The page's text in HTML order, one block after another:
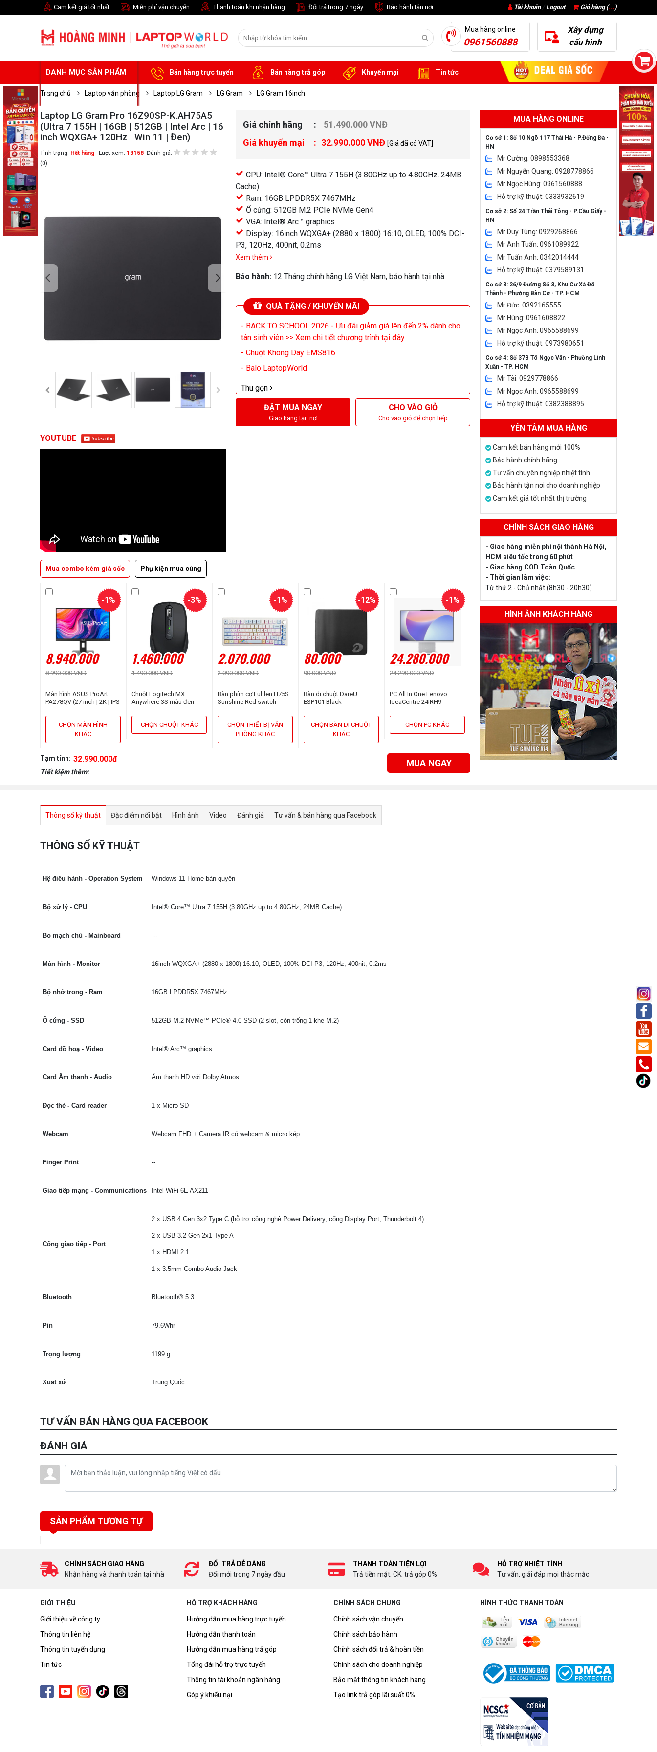
Cam kết giá tốt nhất Miễn phí vận chuyển Thanh toán khi nhận hàng Đổi trả trong 7 ngày Bảo hành tận nơi Giỏ hàng (...)
Tài khoản/ Logout
Mua hàng online
0961560888
Xây dựng
cấu hình
DANH MỤC SẢN PHẨM Bán hàng trực tuyến Bán hàng trả góp Khuyến mại Tin tức
Trang chủ Laptop văn phòng Laptop LG Gram LG Gram LG Gram 16inch
Laptop LG Gram Pro 16Z90SP-K.AH75A5
(Ultra 7 155H | 16GB | 512GB | Intel Arc | 16
inch WQXGA+ 120Hz | Win 11 | Đen)
Tình trạng: Hết hàng Lượt xem: 18158 Đánh giá:
(0)
YOUTUBE
Giá chính hãng
51.490.000 VNĐ
Giá khuyến mại
32.990.000 VNĐ [Giá đã có VAT]
CPU: Intel® Core™ Ultra 7 155H (3.80GHz up to 4.80GHz, 24MB
Cache)
Ram: 16GB LPDDR5X 7467MHz
Ổ cứng: 512GB M.2 PCIe NVMe Gen4
VGA: Intel® Arc™ graphics
Display: 16inch WQXGA+ (2880 x 1800) 16:10, OLED, 100% DCI-
P3, 120Hz, 400nit, 0.2ms
Xem thêm
Bảo hành: 12 Tháng chính hãng LG Việt Nam, bảo hành tại nhà
QUÀ TẶNG / KHUYẾN MÃI
- BACK TO SCHOOL 2026 - Ưu đãi giảm giá lên đến 2% dành cho
tân sinh viên >> Xem chi tiết chương trình tại đây.
- Chuột Không Dây EMS816
- Balo LaptopWorld
Thu gọn
ĐẶT MUA NGAY
Giao hàng tận nơi
CHO VÀO GIỎ
Cho vào giỏ để chọn tiếp
Mua combo kèm giá sốc Phụ kiện mua cùng
8.940.000
8.990.000 VND
-1%
Màn hình ASUS ProArt
PA278QV (27 inch | 2K | IPS
CHỌN MÀN HÌNH
KHÁC
1.460.000
1.490.000 VND
-3%
Chuột Logitech MX
Anywhere 3S màu đen
CHỌN CHUỘT KHÁC
2.070.000
2.090.000 VND
-1%
Bàn phím cơ Fuhlen H75S
Sunshine Red switch
CHỌN THIẾT BỊ VĂN
PHÒNG KHÁC
80.000
90.000 VND
-12%
Bàn di chuột DareU
ESP101 Black
CHỌN BÀN DI CHUỘT
KHÁC
24.280.000
24.290.000 VND
-1%
PC All In One Lenovo
IdeaCentre 24IRH9
13620H | 16GB | 512GB |
23.8 inch FHD | Win11)
CHỌN PC KHÁC
Tạm tính: 32.990.000đ
Tiết kiệm thêm:
MUA NGAY
Chọn mua sản phẩm khác
MUA HÀNG ONLINE
Cơ sở 1: Số 10 Ngõ 117 Thái Hà - P.Đống Đa -
HN
Mr Cường: 0898553368
Mr Nguyễn Quang: 0928778866
Mr Ngọc Hùng: 0961560888
Hỗ trợ kỹ thuật: 0333932619
Cơ sở 2: Số 24 Trần Thái Tông - P.Cầu Giấy -
HN
Mr Duy Tùng: 0929268866
Mr Anh Tuấn: 0961089922
Mr Tuấn Anh: 0342014444
Hỗ trợ kỹ thuật: 0379589131
Cơ sở 3: 26/9 Đường Số 3, Khu Cư Xá Đô
Thành - Phường Bàn Cờ - TP. HCM
Mr Đức: 0392165555
Mr Hùng: 0961608822
Mr Ngọc Anh: 0965588699
Hỗ trợ kỹ thuật: 0973980651
Cơ sở 4: Số 37B Tô Ngọc Vân - Phường Linh
Xuân - TP. HCM
Mr Tài: 0929778866
Mr Ngọc Anh: 0965588699
Hỗ trợ kỹ thuật: 0382388895
YÊN TÂM MUA HÀNG
Cam kết bán hàng mới 100%
Bảo hành chính hãng
Tư vấn chuyên nghiệp nhiệt tình
Bảo hành tận nơi cho doanh nghiệp
Cam kết giá tốt nhất thị trường
CHÍNH SÁCH GIAO HÀNG
- Giao hàng miễn phí nội thành Hà Nội,
HCM siêu tốc trong 60 phút
- Giao hàng COD Toàn Quốc
- Thời gian làm việc:
Từ thứ 2 - Chủ nhật (8h30 - 20h30)
HÌNH ẢNH KHÁCH HÀNG
Thông số kỹ thuật Đặc điểm nổi bật Hình ảnh Video Đánh giá Tư vấn & bán hàng qua Facebook
THÔNG SỐ KỸ THUẬT
Hệ điều hành - Operation System Windows 11 Home bản quyền
Bộ xử lý - CPU Intel® Core™ Ultra 7 155H (3.80GHz up to 4.80GHz, 24MB Cache)
Bo mạch chủ - Mainboard --
Màn hình - Monitor 16inch WQXGA+ (2880 x 1800) 16:10, OLED, 100% DCI-P3, 120Hz, 400nit, 0.2ms
Bộ nhớ trong - Ram 16GB LPDDR5X 7467MHz
Ổ cứng - SSD 512GB M.2 NVMe™ PCIe® 4.0 SSD (2 slot, còn trống 1 khe M.2)
Card đồ hoạ - Video Intel® Arc™ graphics
Card Âm thanh - Audio Âm thanh HD với Dolby Atmos
Đọc thẻ - Card reader 1 x Micro SD
Webcam Webcam FHD + Camera IR có webcam & micro kép.
Finger Print --
Giao tiếp mạng - Communications Intel WiFi-6E AX211
Cổng giao tiếp - Port
2 x USB 4 Gen 3x2 Type C (hỗ trợ công nghệ Power Delivery, cổng Display Port, Thunderbolt 4)
2 x USB 3.2 Gen 2x1 Type A
1 x HDMI 2.1
1 x 3.5mm Combo Audio Jack
Bluetooth Bluetooth® 5.3
Pin 79.6Whr
Trọng lượng 1199 g
Xuất xứ Trung Quốc
TƯ VẤN BÁN HÀNG QUA FACEBOOK
ĐÁNH GIÁ
SẢN PHẨM TƯƠNG TỰ
CHÍNH SÁCH GIAO HÀNG
Nhận hàng và thanh toán tại nhà
ĐỔI TRẢ DỄ DÀNG
Đổi mới trong 7 ngày đầu
THANH TOÁN TIỆN LỢI
Trả tiền mặt, CK, trả góp 0%
HỖ TRỢ NHIỆT TÌNH
Tư vấn, giải đáp mọi thắc mắc
GIỚI THIỆU
Giới thiệu về công ty
Thông tin liên hệ
Thông tin tuyển dụng
Tin tức
HỖ TRỢ KHÁCH HÀNG
Hướng dẫn mua hàng trực tuyến
Hướng dẫn thanh toán
Hướng dẫn mua hàng trả góp
Tổng đài hỗ trợ trực tuyến
Thông tin tài khoản ngân hàng
Góp ý khiếu nại
CHÍNH SÁCH CHUNG
Chính sách vận chuyển
Chính sách bảo hành
Chính sách đổi trả & hoàn tiền
Chính sách cho doanh nghiệp
Bảo mật thông tin khách hàng
Tạo link trả góp lãi suất 0%
HÌNH THỨC THANH TOÁN